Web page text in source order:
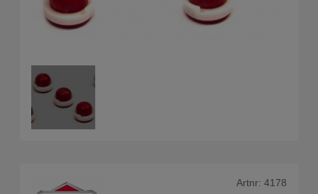
Artnr: 4178